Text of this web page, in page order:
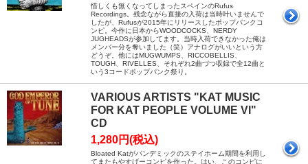
惜しくも無くなってしまったスペインのRufus
Recordings。残念ながら直接の入荷は当時叶いませんで
したが、Rufusが2015年にリリースしたポップパンクコ
ンピ。今作に日本からWOODCOCKS、NERDY
JUGHEADSが参加してます。当時入荷できなかった俺は
メンバー分を奪いました（笑）アナログがいいという方
どうぞ。他にはMUGWUMPS、RICCOBELLIS、
TOUGH、RIVELLES、それぞれ2曲づつ収録で全12曲と
いう3コードポップパンク祭り。
VARIOUS ARTISTS "KAT MUSIC
FOR KAT PEOPLE VOLUME VI"
CD
1,280円(税込)
Bloated Katがパンデミックのステイホーム期間を利用し
てまたもやすげーコンピを作った。はい、このコンピに